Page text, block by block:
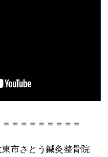
＝＝＝＝＝＝＝＝
市さとう鍼灸整骨院